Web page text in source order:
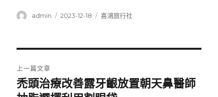
作
admin
發
2023-12-18
分
喜鴻旅行社
章
上一篇文章
上
禿頭治療改善露牙齦放置朝天鼻醫師